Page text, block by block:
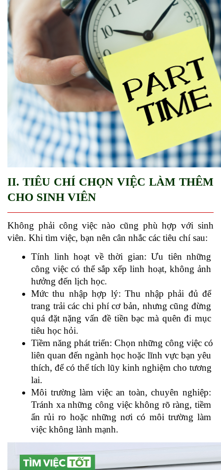
II. TIÊU CHÍ CHỌN VIỆC LÀM THÊM
CHO SINH VIÊN
Không phải công việc nào cũng phù hợp với sinh
viên. Khi tìm việc, bạn nên cân nhắc các tiêu chí sau:
Tính linh hoạt về thời gian: Ưu tiên những
công việc có thể sắp xếp linh hoạt, không ảnh
hưởng đến lịch học.
Mức thu nhập hợp lý: Thu nhập phải đủ để
trang trải các chi phí cơ bản, nhưng cũng đừng
quá đặt nặng vấn đề tiền bạc mà quên đi mục
tiêu học hỏi.
Tiềm năng phát triển: Chọn những công việc có
liên quan đến ngành học hoặc lĩnh vực bạn yêu
thích, để có thể tích lũy kinh nghiệm cho tương
lai.
Môi trường làm việc an toàn, chuyên nghiệp:
Tránh xa những công việc không rõ ràng, tiềm
ẩn rủi ro hoặc những nơi có môi trường làm
việc không lành mạnh.